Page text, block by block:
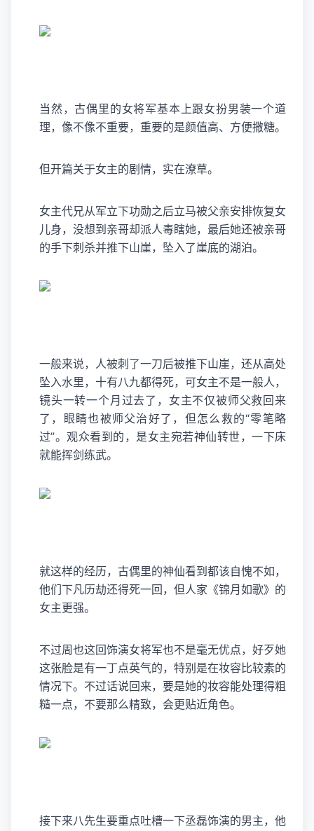
当然，古偶里的女将军基本上跟女扮男装一个道
理，像不像不重要，重要的是颜值高、方便撒糖。
但开篇关于女主的剧情，实在潦草。
女主代兄从军立下功勋之后立马被父亲安排恢复女
儿身，没想到亲哥却派人毒瞎她，最后她还被亲哥
的手下刺杀并推下山崖，坠入了崖底的湖泊。
一般来说，人被刺了一刀后被推下山崖，还从高处
坠入水里，十有八九都得死，可女主不是一般人，
镜头一转一个月过去了，女主不仅被师父救回来
了，眼睛也被师父治好了，但怎么救的“零笔略
过”。观众看到的，是女主宛若神仙转世，一下床
就能挥剑练武。
就这样的经历，古偶里的神仙看到都该自愧不如，
他们下凡历劫还得死一回，但人家《锦月如歌》的
女主更强。
不过周也这回饰演女将军也不是毫无优点，好歹她
这张脸是有一丁点英气的，特别是在妆容比较素的
情况下。不过话说回来，要是她的妆容能处理得粗
糙一点，不要那么精致，会更贴近角色。
接下来八先生要重点吐槽一下丞磊饰演的男主，他